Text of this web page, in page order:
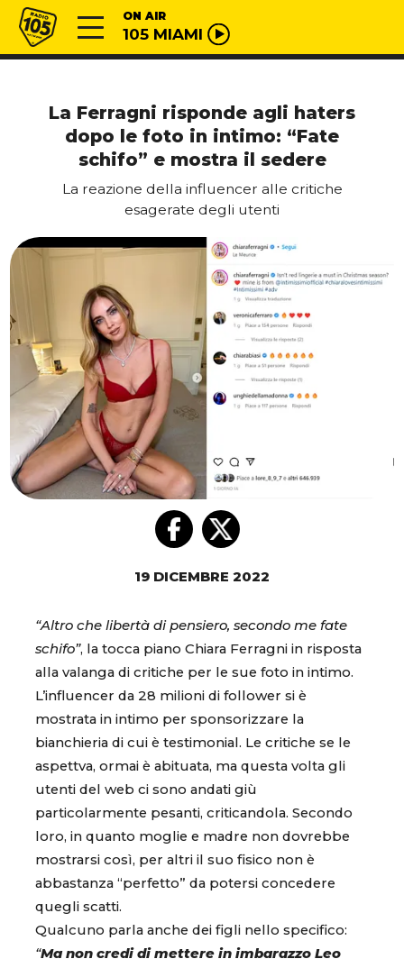
Vai al contenuto
Radio 105 ON AIR
105 MIAMI
La Ferragni risponde agli haters
dopo le foto in intimo: “Fate
schifo” e mostra il sedere
La reazione della influencer alle critiche
esagerate degli utenti
19 DICEMBRE 2022
“Altro che libertà di pensiero, secondo me fate
schifo”, la tocca piano Chiara Ferragni in risposta
alla valanga di critiche per le sue foto in intimo.
L’influencer da 28 milioni di follower si è
mostrata in intimo per sponsorizzare la
bianchieria di cui è testimonial. Le critiche se le
aspettva, ormai è abituata, ma questa volta gli
utenti del web ci sono andati giù
particolarmente pesanti, criticandola. Secondo
loro, in quanto moglie e madre non dovrebbe
mostrarsi così, per altri il suo fisico non è
abbastanza “perfetto” da potersi concedere
quegli scatti.
Qualcuno parla anche dei figli nello specifico:
“Ma non credi di mettere in imbarazzo Leo